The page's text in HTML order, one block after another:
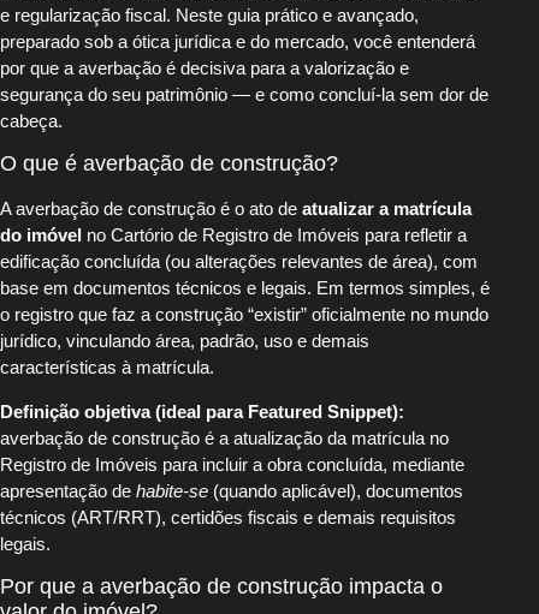
e regularização fiscal. Neste guia prático e avançado,
preparado sob a ótica jurídica e do mercado, você entenderá
por que a averbação é decisiva para a valorização e
segurança do seu patrimônio — e como concluí-la sem dor de
cabeça.
O que é averbação de construção?
A averbação de construção é o ato de atualizar a matrícula
do imóvel no Cartório de Registro de Imóveis para refletir a
edificação concluída (ou alterações relevantes de área), com
base em documentos técnicos e legais. Em termos simples, é
o registro que faz a construção “existir” oficialmente no mundo
jurídico, vinculando área, padrão, uso e demais
características à matrícula.
Definição objetiva (ideal para Featured Snippet):
averbação de construção é a atualização da matrícula no
Registro de Imóveis para incluir a obra concluída, mediante
apresentação de habite-se (quando aplicável), documentos
técnicos (ART/RRT), certidões fiscais e demais requisitos
legais.
Por que a averbação de construção impacta o